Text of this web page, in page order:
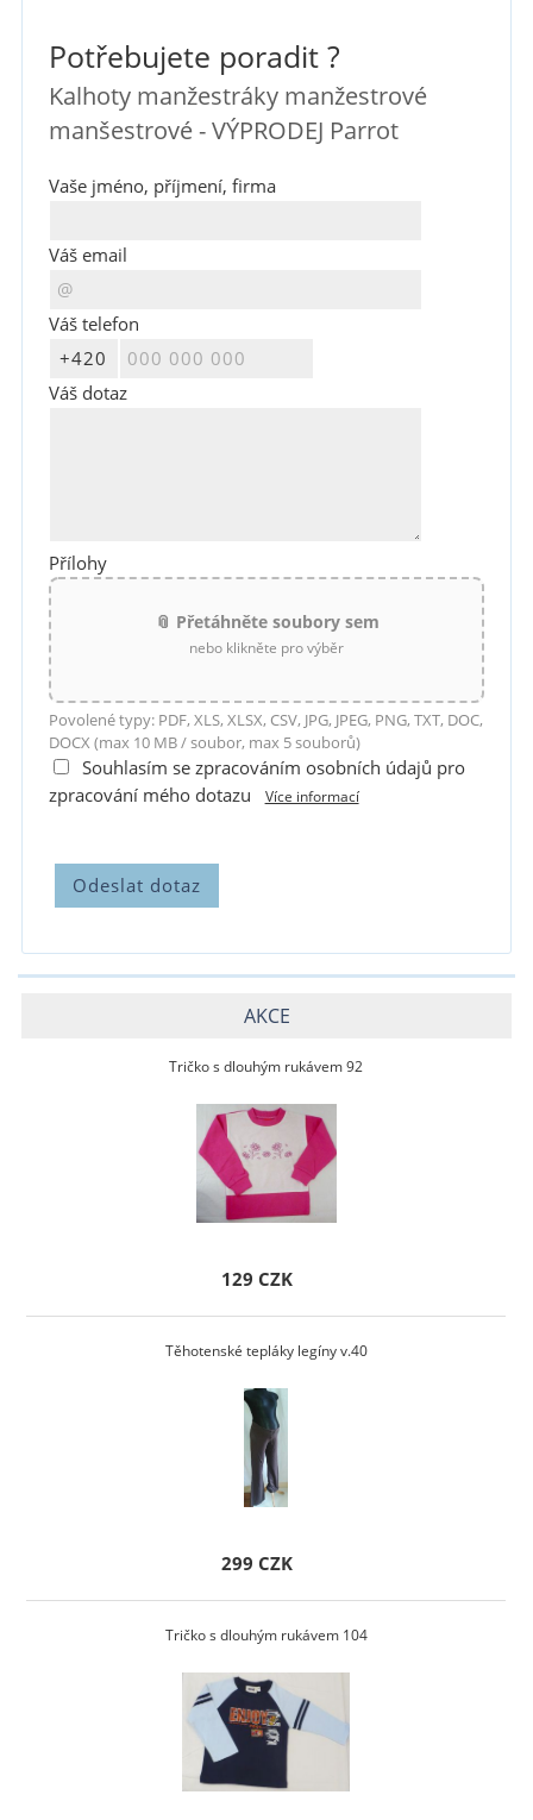
Potřebujete poradit ?
Kalhoty manžestráky manžestrové
manšestrové - VÝPRODEJ Parrot
Vaše jméno, příjmení, firma
Váš email
Váš telefon
Váš dotaz
Přílohy
📎 Přetáhněte soubory sem
nebo klikněte pro výběr
Povolené typy: PDF, XLS, XLSX, CSV, JPG, JPEG, PNG, TXT, DOC,
DOCX (max 10 MB / soubor, max 5 souborů)
Souhlasím se zpracováním osobních údajů pro
zpracování mého dotazu
Více informací
AKCE
Tričko s dlouhým rukávem 92
129 CZK
Těhotenské tepláky legíny v.40
299 CZK
Tričko s dlouhým rukávem 104